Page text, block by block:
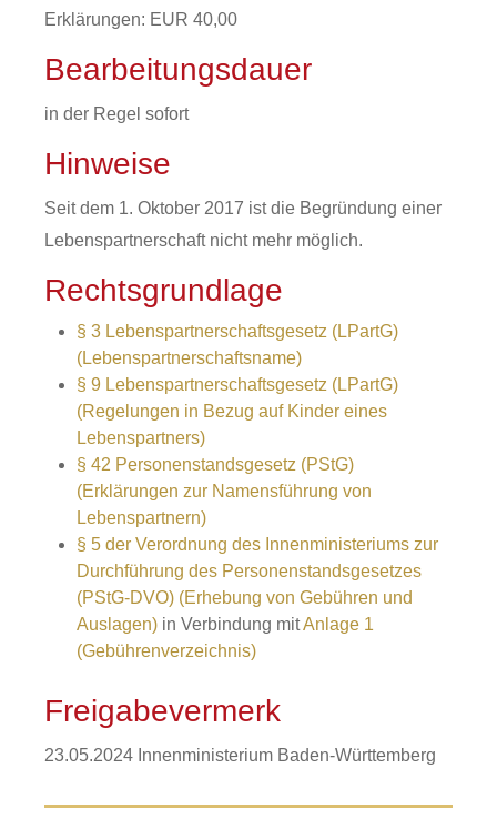
Erklärungen: EUR 40,00
Bearbeitungsdauer
in der Regel sofort
Hinweise
Seit dem 1. Oktober 2017 ist die Begründung einer
Lebenspartnerschaft nicht mehr möglich.
Rechtsgrundlage
§ 3 Lebenspartnerschaftsgesetz (LPartG)
(Lebenspartnerschaftsname)
§ 9 Lebenspartnerschaftsgesetz (LPartG)
(Regelungen in Bezug auf Kinder eines
Lebenspartners)
§ 42 Personenstandsgesetz (PStG)
(Erklärungen zur Namensführung von
Lebenspartnern)
§ 5 der Verordnung des Innenministeriums zur
Durchführung des Personenstandsgesetzes
(PStG-DVO) (Erhebung von Gebühren und
Auslagen)in Verbindung mitAnlage 1
(Gebührenverzeichnis)
Freigabevermerk
23.05.2024 Innenministerium Baden-Württemberg